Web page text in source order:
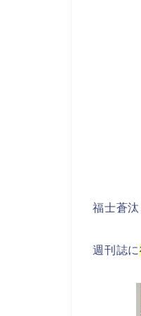
福士蒼
週刊誌に